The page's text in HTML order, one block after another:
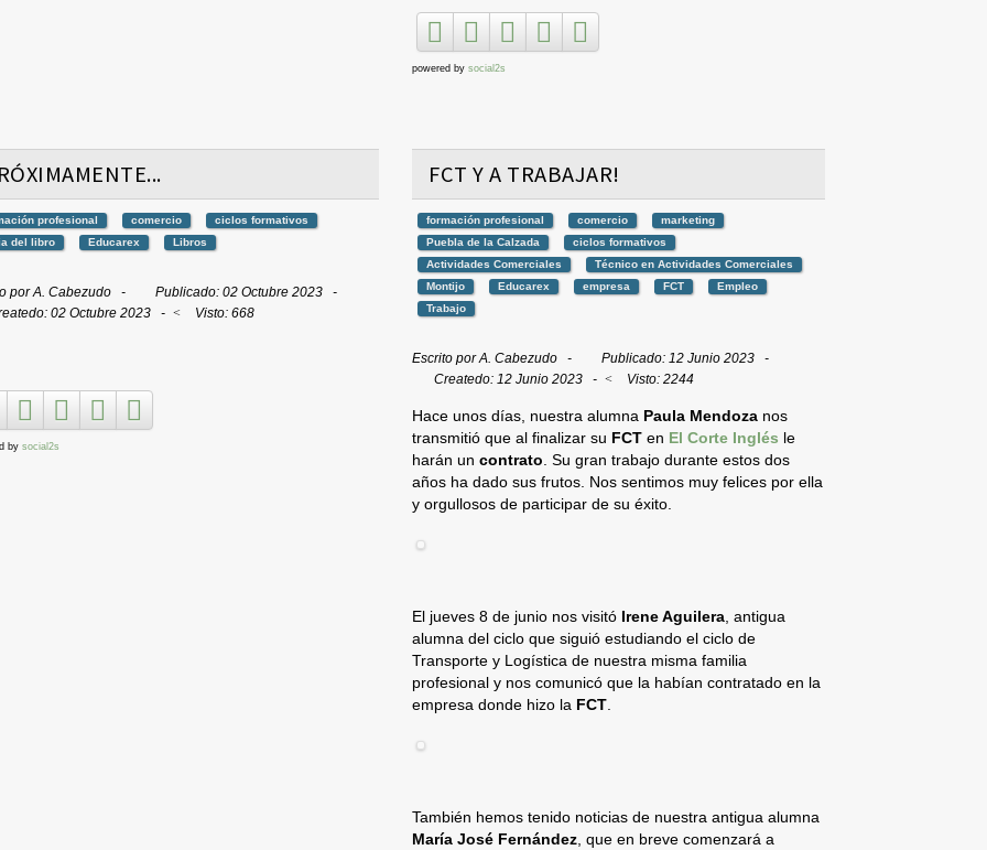
powered bysocial2s
profesional comercio
ciclos formativos
del libro
Educarex Libros
porA. Cabezudo
Publicado: 02 Octubre 2023
02 Octubre 2023
Visto: 668
by social2s
FCT Y A TRABAJAR!
formación profesional comercio
marketing
Puebla de la Calzada
ciclos formativos
Actividades Comerciales
Técnico en Actividades Comerciales
Montijo
Educarex empresa FCT
Empleo
Trabajo
Escrito porA. Cabezudo
Publicado: 12 Junio 2023
Createdo: 12 Junio 2023
Visto: 2244
Hace unos días, nuestra alumna Paula Mendoza nos
transmitió que al finalizar su FCT en El Corte Inglés le
harán uncontrato. Su gran trabajo durante estos dos
años ha dado sus frutos. Nos sentimos muy felices por ella
y orgullosos de participar de su éxito.
El jueves 8 de junio nos visitó Irene Aguilera, antigua
alumna del ciclo que siguió estudiando el ciclo de
Transporte y Logística de nuestra misma familia
profesional y nos comunicó que la habían contratado en la
empresa donde hizo la FCT.
También hemos tenido noticias de nuestra antigua alumna
María José Fernández, que en breve comenzará a